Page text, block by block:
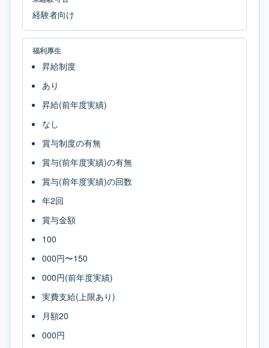
経験者向け
福利厚生
昇給制度
あり
昇給(前年度実績)
なし
賞与制度の有無
賞与(前年度実績)の有無
賞与(前年度実績)の回数
年2回
賞与金額
100
000円〜150
000円(前年度実績)
実費支給(上限あり)
月額20
000円